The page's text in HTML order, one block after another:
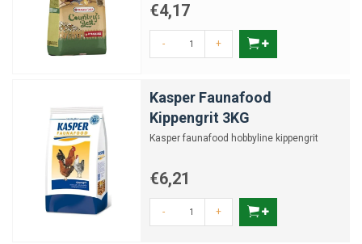
€4,17
- +
Kasper Faunafood
Kippengrit 3KG
Kasper faunafood hobbyline kippengrit
€6,21
- +